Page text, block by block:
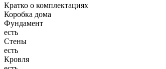
Кратко о комплектациях
Коробка дома
Фундамент
есть
Стены
есть
Кровля